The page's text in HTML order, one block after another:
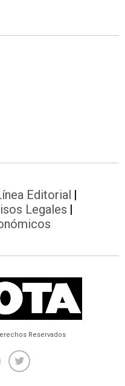
Editorial
Legales
Reservados